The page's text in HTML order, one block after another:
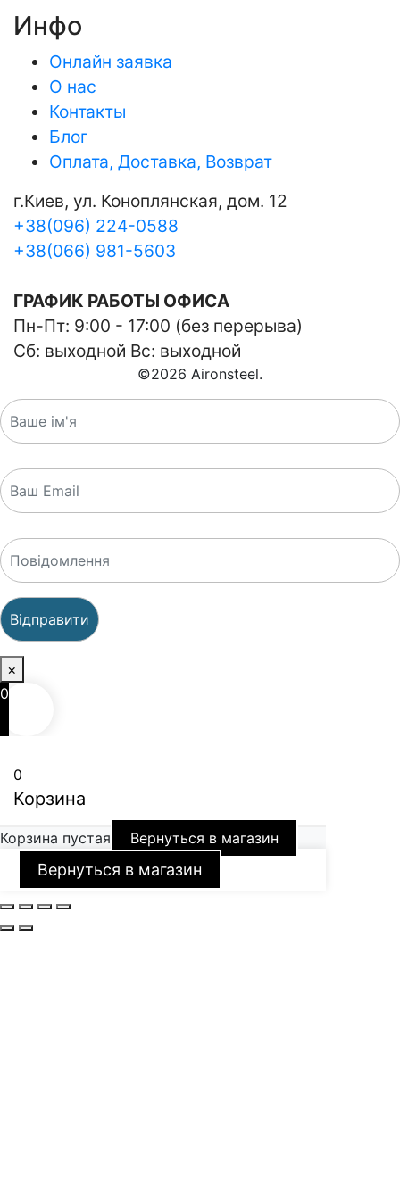
Инфо
Онлайн заявка
О нас
Контакты
Блог
Оплата, Доставка, Возврат
г.Киев, ул. Коноплянская, дом. 12
+38(096) 224-0588
+38(066) 981-5603
ГРАФИК РАБОТЫ ОФИСА
Пн-Пт: 9:00 - 17:00 (без перерыва)
Сб: выходной Вс: выходной
©2026 Aironsteel.
×
0
0
Корзина
Корзина пустая Вернуться в магазин
Вернуться в магазин